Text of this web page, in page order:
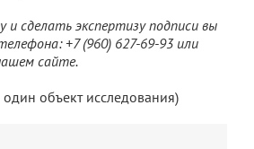
и сделать экспертизу подписи вы
+7 (960) 627-69-93 или
сайте.
объект исследования)